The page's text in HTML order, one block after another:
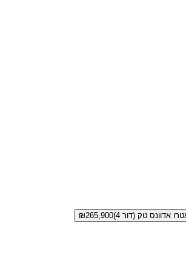
₪265,900